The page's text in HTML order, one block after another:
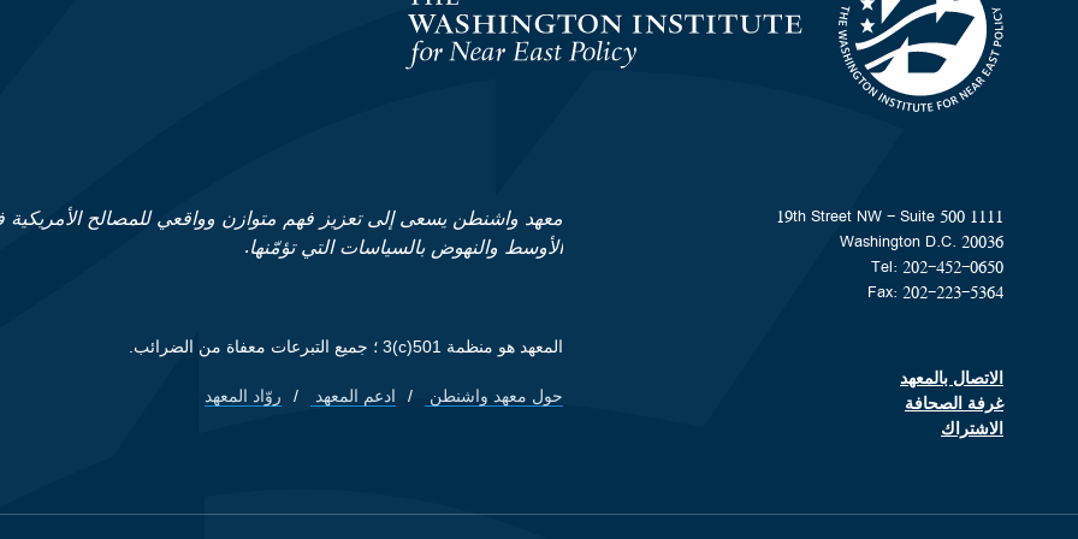
Homepage
1111 19th Street NW - Suite 500
Washington D.C. 20036
Tel: 202-452-0650
Fax: 202-223-5364
Footer contact links
الاتصال بالمعهد
غرفة الصحافة
الاشتراك
معهد واشنطن يسعى إلى تعزيز فهم متوازن وواقعي للمصالح
الأوسط والنهوض بالسياسات التي تؤمّنها.
المعهد هو منظمة 501(c)3 ؛ جميع التبرعات معفاة من الضرائب.
Footer quick links
حول معهد واشنطن ادعم المعهد روّاد المعهد